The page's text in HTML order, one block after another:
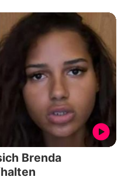
Brenda